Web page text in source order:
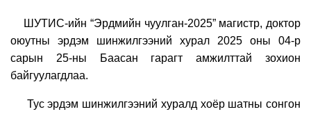
ШУТИС-ийн “Эрдмийн чуулган-2025” магистр, доктор
оюутны эрдэм шинжилгээний хурал 2025 оны 04-р
сарын 25-ны Баасан гарагт амжилттай зохион
байгуулагдлаа.
Тусэрдэм шинжилгээний хуралд хоёр шатны сонгон